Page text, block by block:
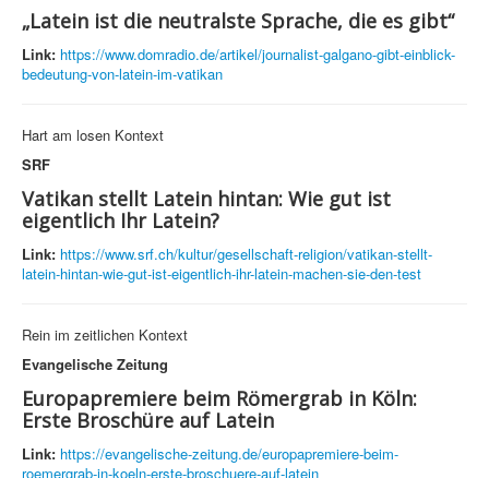
„Latein ist die neutralste Sprache, die es gibt“
Link: https://www.domradio.de/artikel/journalist-galgano-gibt-einblick-
bedeutung-von-latein-im-vatikan
Hart am losen Kontext
SRF
Vatikan stellt Latein hintan: Wie gut ist
eigentlich Ihr Latein?
Link: https://www.srf.ch/kultur/gesellschaft-religion/vatikan-stellt-
latein-hintan-wie-gut-ist-eigentlich-ihr-latein-machen-sie-den-test
Rein im zeitlichen Kontext
Evangelische Zeitung
Europapremiere beim Römergrab in Köln:
Erste Broschüre auf Latein
Link: https://evangelische-zeitung.de/europapremiere-beim-
roemergrab-in-koeln-erste-broschuere-auf-latein